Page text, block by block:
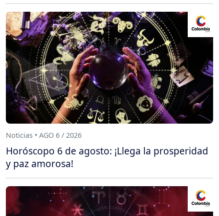
Noticias • AGO 6 / 2026
Horóscopo 6 de agosto: ¡Llega la prosperidad
y paz amorosa!